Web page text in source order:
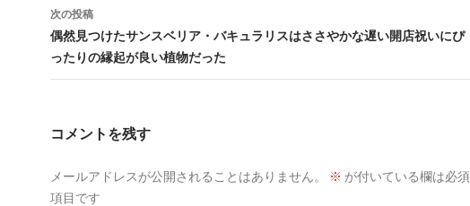
ビ
ゲ
ー
ョ
ン
次の投稿
偶然見つけたサンスベリア・バキュラリスはささやかな遅い開店祝いにぴ
ったりの縁起が良い植物だった
コメントを残す
メールアドレスが公開されることはありません。 ※ が付いている欄は必須
項目です